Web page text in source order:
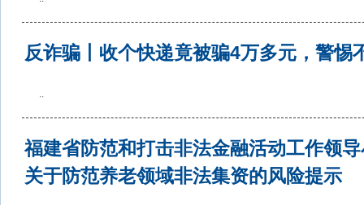
反诈骗丨收个快递竟被骗4万多元，警惕
..
福建省防范和打击非法金融活动工作领
关于防范养老领域非法集资的风险提示